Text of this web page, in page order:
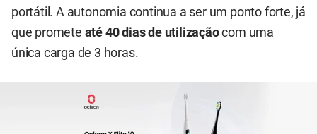
portátil. A autonomia continua a ser um ponto forte, já
que promete até 40 dias de utilizaçãocom uma
única carga de 3 horas.